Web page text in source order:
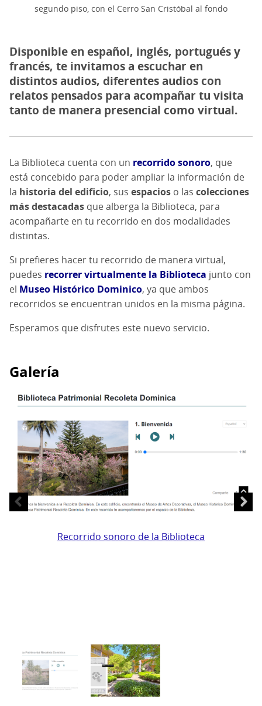
segundo piso, con el Cerro San Cristóbal al fondo
Disponible en español, inglés, portugués y
francés, te invitamos a escuchar en
distintos audios, diferentes audios con
relatos pensados para acompañar tu visita
tanto de manera presencial como virtual.
La Biblioteca cuenta con un recorrido sonoro, que
está concebido para poder ampliar la información de
la historia del edificio, sus espacios o las colecciones
más destacadas que alberga la Biblioteca, para
acompañarte en tu recorrido en dos modalidades
distintas.
Si prefieres hacer tu recorrido de manera virtual,
puedes recorrer virtualmente la Biblioteca junto con
el Museo Histórico Dominico, ya que ambos
recorridos se encuentran unidos en la misma página.
Esperamos que disfrutes este nuevo servicio.
Galería
Recorrido sonoro de la Biblioteca